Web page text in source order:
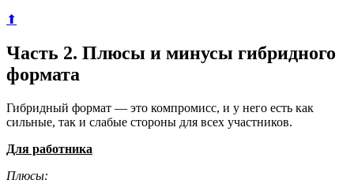
⬆
Часть 2. Плюсы и минусы гибридного
формата
Гибридный формат — это компромисс, и у него есть как
сильные, так и слабые стороны для всех участников.
Для работника
Плюсы: